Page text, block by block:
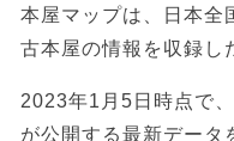
本屋マップは、日本全
古本屋の情報を収録し
2023年1月5日時点で
が公開する最新データ